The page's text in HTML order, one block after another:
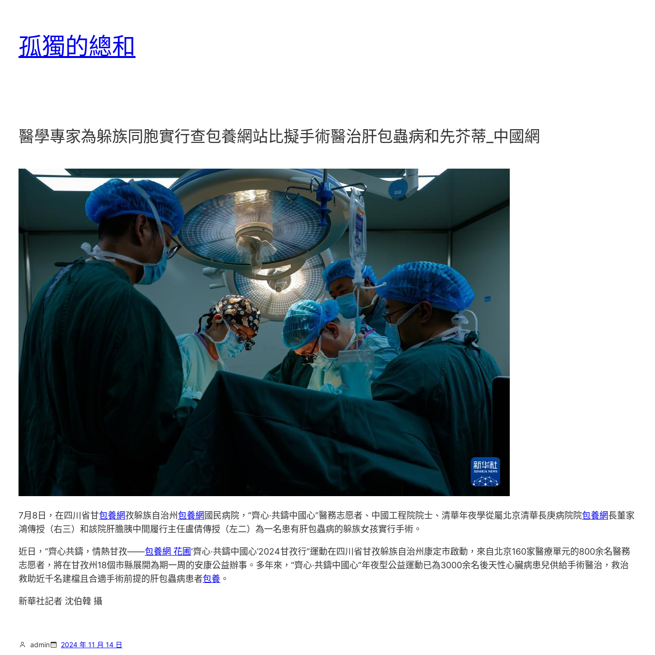
孤獨的總和
醫學專家為躲族同胞實行查包養網站比擬手術醫治肝包蟲病和先芥蒂_中國網
7月8日，在四川省甘包養網孜躲族自治州包養網 國民病院，“齊心·共鑄中國心”醫務志愿者、中國工程院院士、清華年夜學從屬北京清華長庚病院院包養網長董家
鴻傳授（右三）和該院肝膽胰中間履行主任盧倩傳授（左二）為一名患有肝包蟲病的躲族女孩實行手術。
近日，“齊心共鑄，情熱甘孜——包養網 花圃‘齊心·共鑄中國心’2024甘孜行”運動在四川省甘孜躲族自治州康定市啟動，來自北京160家醫療單元的800余名醫務
志愿者，將在甘孜州18個市縣展開為期一周的安康公益辦事。多年來，“齊心·共鑄中國心”年夜型公益運動已為3000余名後天性心臟病患兒供給手術醫治，救治
救助近千名建檔且合適手術前提的肝包蟲病患者包養 。
新華社記者 沈伯韓 攝
admin 2024 年 11 月 14 日